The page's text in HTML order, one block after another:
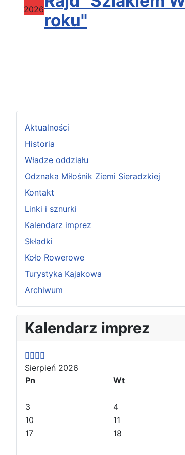
Aktualności
Historia
Władze oddziału
Odznaka Miłośnik Ziemi Sieradzkiej
Kontakt
Linki i sznurki
Kalendarz imprez
Składki
Koło Rowerowe
Turystyka Kajakowa
Archiwum
Kalendarz imprez
P
o
p
r
z
e
n
r
o
P
o
p
r
z
e
m
i
N
a
s
t
ę
N
a
s
t
ę
Sierpień 2026
Pn
Wt
3
4
10
11
17
18
2026
roku"